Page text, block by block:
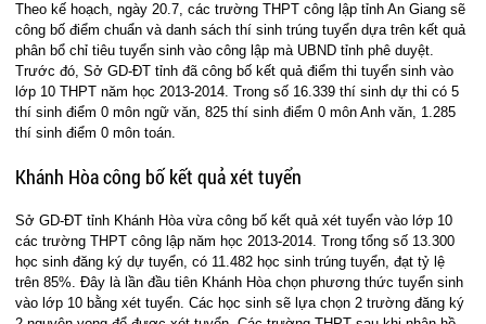
Theo kế hoạch, ngày 20.7, các trường THPT công lập tỉnh An Giang sẽ
công bố điểm chuẩn và danh sách thí sinh trúng tuyển dựa trên kết quả
phân bổ chỉ tiêu tuyển sinh vào công lập mà UBND tỉnh phê duyệt.
Trước đó, Sở GD-ĐT tỉnh đã công bố kết quả điểm thi tuyển sinh vào
lớp 10 THPT năm học 2013-2014. Trong số 16.339 thí sinh dự thi có 5
thí sinh điểm 0 môn ngữ văn, 825 thí sinh điểm 0 môn Anh văn, 1.285
thí sinh điểm 0 môn toán.
Khánh Hòa công bố kết quả xét tuyển
Sở GD-ĐT tỉnh Khánh Hòa vừa công bố kết quả xét tuyển vào lớp 10
các trường THPT công lập năm học 2013-2014. Trong tổng số 13.300
học sinh đăng ký dự tuyển, có 11.482 học sinh trúng tuyển, đạt tỷ lệ
trên 85%. Đây là lần đầu tiên Khánh Hòa chọn phương thức tuyển sinh
vào lớp 10 bằng xét tuyển. Các học sinh sẽ lựa chọn 2 trường đăng ký